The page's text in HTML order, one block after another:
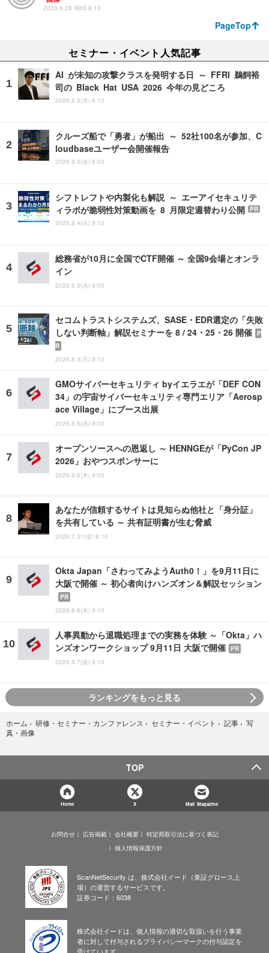
2023.6.28 Wed 8:10
PageTop
セミナー・イベント人気記事
AI が未知の攻撃クラスを発明する日 ～ FFRI 鵜飼裕
司の Black Hat USA 2026 今年の見どころ
2026.8.5(水) 8:10
クルーズ船で「勇者」が船出 ～ 52社100名が参加、C
loudbaseユーザー会開催報告
2026.8.5(水) 8:00
シフトレフトや内製化も解説 ～ エーアイセキュリテ
ィラボが脆弱性対策動画を 8 月限定週替わり公開
PR
2026.8.4(火) 8:10
総務省が10月に全国でCTF開催 ～ 全国9会場とオンラ
イン
2026.8.5(水) 8:00
セコムトラストシステムズ、SASE・EDR選定の「失敗
しない判断軸」解説セミナーを 8 / 24・25・26 開催 P
R
2026.8.3(月) 8:10
GMOサイバーセキュリティ byイエラエが「DEF CON
34」の宇宙サイバーセキュリティ専門エリア「Aerosp
ace Village」にブース出展
2026.8.5(水) 8:00
オープンソースへの恩返し ～ HENNGEが「PyCon JP
2026」おやつスポンサーに
2026.8.6(木) 8:00
あなたが信頼するサイトは見知らぬ他社と「身分証」
を共有している ～ 共有証明書が生む脅威
2026.7.31(金) 8:10
Okta Japan「さわってみようAuth0！」を9月11日に
大阪で開催 ～ 初心者向けハンズオン＆解説セッション
PR
2026.8.6(木) 8:10
人事異動から退職処理までの実務を体験 ～「Okta」ハ
ンズオンワークショップ 9月11日 大阪で開催 PR
2026.8.7(金) 8:10
ランキングをもっと見る
ホーム › 研修・セミナー・カンファレンス › セミナー・イベント › 記事 › 写
真・画像
TOP
Home X Mail Magazine
お問合せ 広告掲載 会社概要
特定商取引法に基づく表記
個人情報保護方針
ScanNetSecurity は、株式会社イード（東証グロース上
場）の運営するサービスです。
証券コード：6038
株式会社イードは、個人情報の適切な取扱いを行う事業
者に対して付与されるプライバシーマークの付与認定を